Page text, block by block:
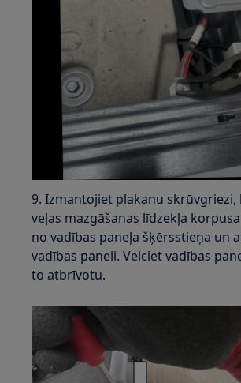
9. Izmantojiet plakanu skrūvgriezi,
veļas mazgāšanas līdzekļa
no vadības paneļa šķērsstieņa un
vadības paneli. Velciet vadības
to atbrīvotu.